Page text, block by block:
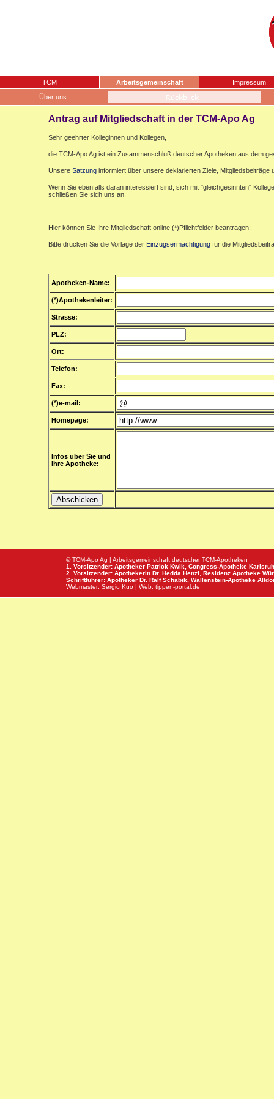
TCM Arbeitsgemeinschaft
Impressum
Über uns
Antrag auf Mitgliedschaft in der TCM-Apo Ag
Sehr geehrter Kolleginnen und Kollegen,
die TCM-Apo Ag ist ein Zusammenschluß deutscher Apotheken aus dem
Unsere Satzung informiert über unsere deklarierten Ziele, Mitgliedsbeiträge
Wenn Sie ebenfalls daran interessiert sind, sich mit "gleichgesinnten"
schließen Sie sich uns an.
Hier können Sie Ihre Mitgliedschaft online (*)Pflichtfelder beantragen:
Bitte drucken Sie die Vorlage der Einzugsermächtigung für die
Apotheken-Name:
(*)Apothekenleiter:
Strasse:
PLZ:
Ort:
Telefon:
Fax:
(*)e-mail:
Homepage:
Infos über Sie und
Ihre Apotheke:
© TCM-Apo Ag | Arbeitsgemeinschaft deutscher TCM-Apotheken
1. Vorsitzender: Apotheker Patrick Kwik, Congress-Apotheke
2. Vorsitzender: Apothekerin Dr. Hedda Henzl, Residenz Apotheke
Schriftführer: Apotheker Dr. Ralf Schabik, Wallenstein-Apotheke
Webmaster: Sergio Kuo | Web: tippen-portal.de